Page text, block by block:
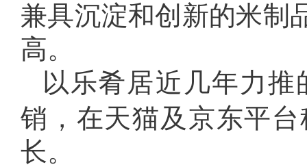
兼具沉淀和创新的米制
高。
以乐肴居近几年力
销，在天猫及京东平
长。